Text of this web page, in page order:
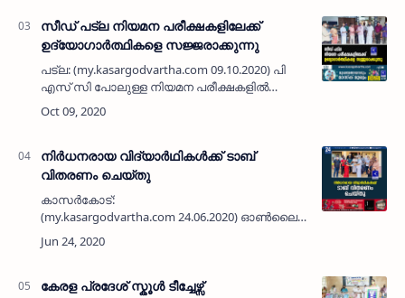
സീഡ് പട്‌ല നിയമന പരീക്ഷകളിലേക്ക്
ഉദ്യോഗാര്‍ത്ഥികളെ സജ്ജരാക്കുന്നു
പട്‌ല: (my.kasargodvartha.com 09.10.2020) പി
എസ് സി പോലുള്ള നിയമന പരീക്ഷകളില്‍
നാട്ടിലെ യുവതീയുവാക്കളെ സജ്ജരാക്കുക എന്ന
ഉദ്യേശത്തോടു കൂടി സീഡ് പട്‌ലയുടെ (CEED
നിര്‍ധനരായ വിദ്യാര്‍ഥികള്‍ക്ക് ടാബ്
വിതരണം ചെയ്തു
കാസര്‍കോട്:
(my.kasargodvartha.com 24.06.2020) ഓണ്‍ലൈന്‍
പഠനത്തിന് സൗകര്യമില്ലാത്ത ഗസ്സാലി നഗര്‍
പ്രദേശത്തെ നിര്‍ധനരായ വിദ്യാര്‍ഥികള്‍ക്ക്
കേരള പ്രദേശ് സ്കൂൾ ടീച്ചേഴ്സ്